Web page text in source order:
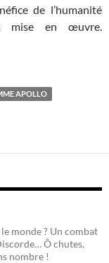
de l’humanité
mise en œuvre.
l’espace illustrées
APOLLO
monde ? Un combat
Ô chutes,
nombre !